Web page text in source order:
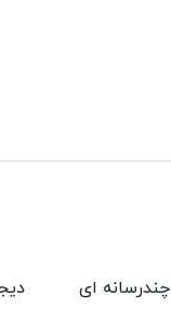
چندرسانه ای